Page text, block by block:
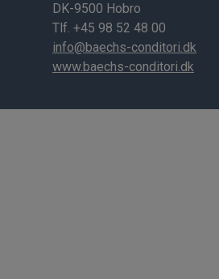
DK-9500 Hobro
Tlf. +45 98 52 48 00
info@baechs-conditori.dk
www.baechs-conditori.dk